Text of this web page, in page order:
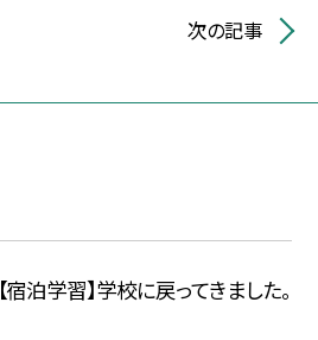
次の記事
【宿泊学習】学校に戻ってきました。